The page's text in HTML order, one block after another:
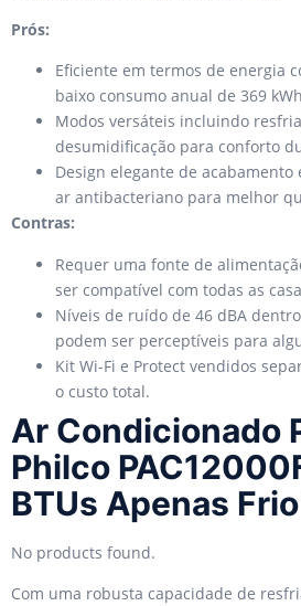
Prós:
Eficiente em termos de energia
baixo consumo anual de 369
Modos versáteis incluindo
desumidificação para conforto
Design elegante de
ar antibacteriano para melhor
Contras:
Requer uma fonte de
ser compatível com todas as
Níveis de ruído de 46 dBA
podem ser perceptíveis para
Kit Wi-Fi e Protect vendidos
o custo total.
Ar Condicionado
Philco
BTUs Apenas
No products found.
Com uma robusta capacidade de